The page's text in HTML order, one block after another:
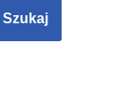
Szukaj